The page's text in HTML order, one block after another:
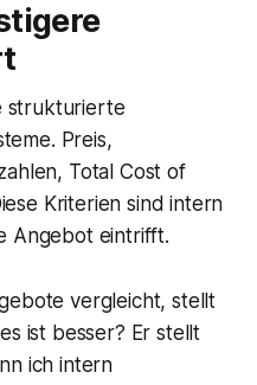
strukturierte
Preis,
Total Cost of
Kriterien sind intern
Angebot eintrifft.
vergleicht, stellt
ist besser? Er stellt
ich intern